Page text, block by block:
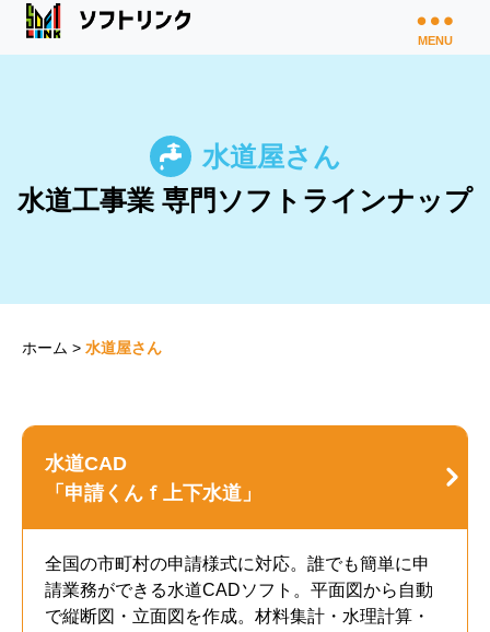
MENU
水道屋さん
水道工事業 専門ソフトラインナップ
ホーム > 水道屋さん
水道CAD
「申請くんｆ上下水道」
全国の市町村の申請様式に対応。誰でも簡単に申
請業務ができる水道CADソフト。平面図から自動
で縦断図・立面図を作成。材料集計・水理計算・